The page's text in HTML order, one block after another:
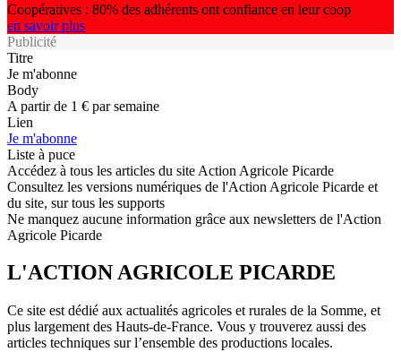
Coopératives : 80% des adhérents ont confiance en leur coop
en savoir plus
Publicité
Titre
Je m'abonne
Body
A partir de 1 € par semaine
Lien
Je m'abonne
Liste à puce
Accédez à tous les articles du site Action Agricole Picarde
Consultez les versions numériques de l'Action Agricole Picarde et
du site, sur tous les supports
Ne manquez aucune information grâce aux newsletters de l'Action
Agricole Picarde
L'ACTION AGRICOLE PICARDE
Ce site est dédié aux actualités agricoles et rurales de la Somme, et
plus largement des Hauts-de-France. Vous y trouverez aussi des
articles techniques sur l’ensemble des productions locales.